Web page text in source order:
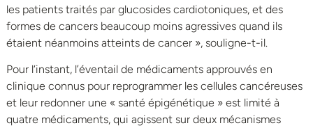
les patients traités par glucosides cardiotoniques, et des
formes de cancers beaucoup moins agressives quand ils
étaient néanmoins atteints de cancer », souligne-t-il.
Pour l‘instant, l’éventail de médicaments approuvés en
clinique connus pour reprogrammer les cellules cancéreuses
et leur redonner une « santé épigénétique » est limité à
quatre médicaments, qui agissent sur deux mécanismes